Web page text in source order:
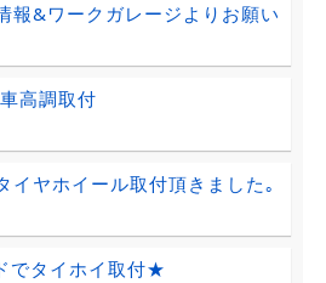
報&ワークガレージよりお願い
高調取付
イヤホイール取付頂きました｡
でタイホイ取付★